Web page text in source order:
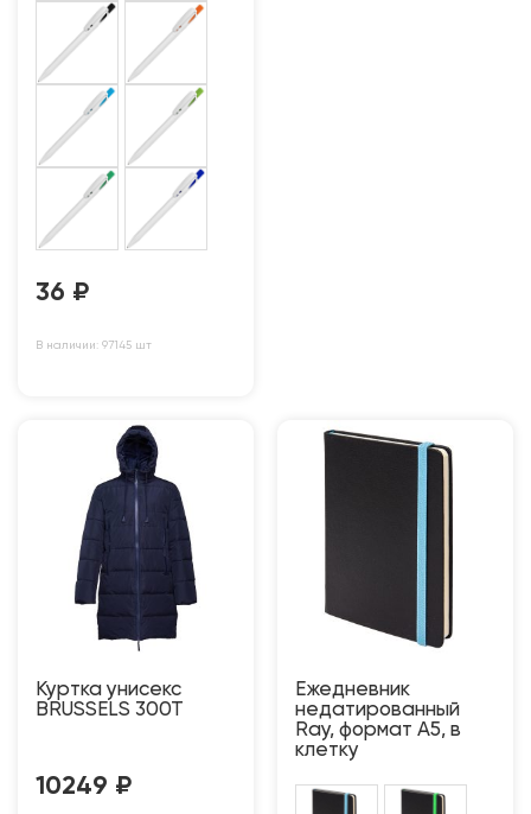
36 ₽
В наличии: 97145 шт
Куртка унисекс
BRUSSELS 300T
10249 ₽
Ежедневник
недатированный
Ray, формат А5, в
клетку